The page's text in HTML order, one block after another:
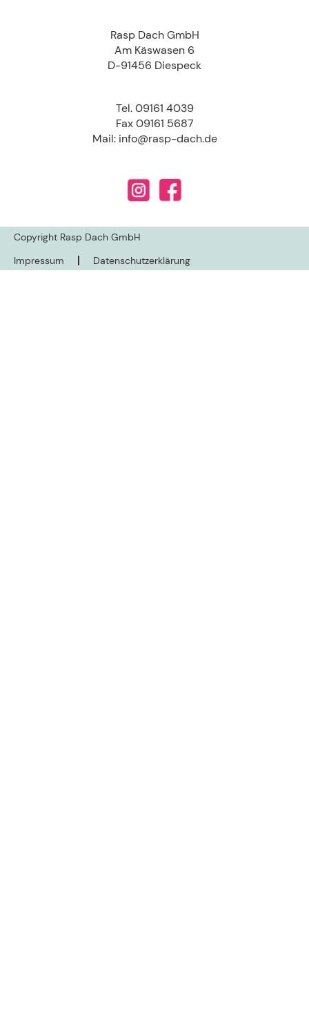
Rasp Dach GmbH
Am Käswasen 6
D-91456 Diespeck
Tel. 09161 4039
Fax 09161 5687
Mail: info@rasp-dach.de
Copyright Rasp Dach GmbH
Impressum
Datenschutzerklärung